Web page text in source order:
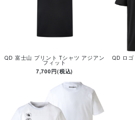
QD 富士山 プリント Tシャツ アジアン
フィット
7,700円(税込)
QD ロ